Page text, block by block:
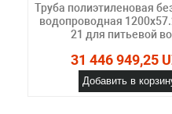
Труба полиэтиленовая
водопроводная
21 для питьевой
31 446 949,25
Добавить в